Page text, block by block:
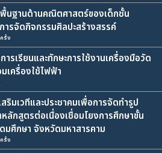
นฐานด้านคณิตศาสตร์ของเด็กชั้น
รจัดกิจกรรมศิลปะสร้างสรรค์
รั้ง
รเรียนและทักษะการใช้งานเครื่องมือวัด
เครื่องใช้ไฟฟ้า
ริมเวทีและประชาคมเพื่อการจัดทำรูป
ลักสูตรต่อเนื่องเชื่อมโยงการศึกษาขั้น
ศึกษา จังหวัดมหาสารคาม
รั้ง